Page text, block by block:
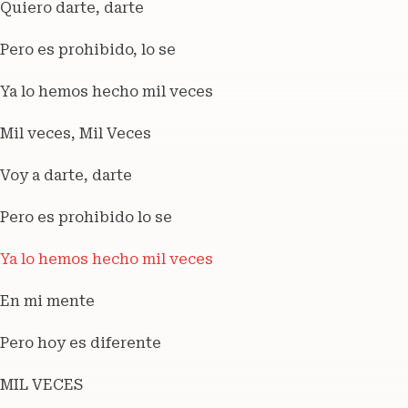
Quiero darte, darte
Pero es prohibido, lo se
Ya lo hemos hecho mil veces
Mil veces, Mil Veces
Voy a darte, darte
Pero es prohibido lo se
Ya lo hemos hecho mil veces
En mi mente
Pero hoy es diferente
MIL VECES